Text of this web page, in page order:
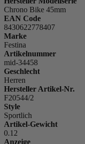
Chrono Bike 45mm
EAN Code
8430622778407
Marke
Festina
Artikelnummer
mid-34458
Geschlecht
Herren
Hersteller Artikel-Nr.
F20544/2
Style
Sportlich
Artikel-Gewicht
0.12
Anzeige